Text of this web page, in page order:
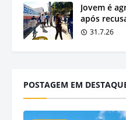
Jovem é
após
31.7.26
POSTAGEM EM